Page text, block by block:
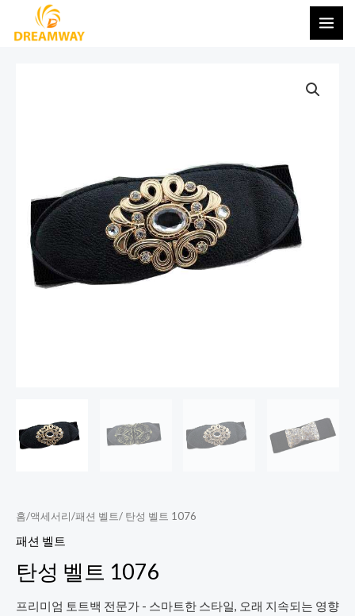
메
인
뉴
홈/액세서리/패션 벨트/ 탄성 벨트 1076
패션 벨트
탄성 벨트 1076
프리미엄 토트백 전문가 - 스마트한 스타일, 오래 지속되는 영향